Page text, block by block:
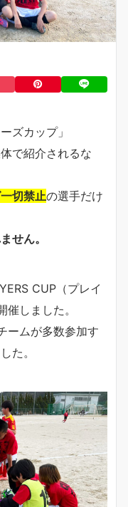
ズカップ」
で紹介されるな
切禁止の選手だけ
せん。
CUP（プレイ
しました。
ームが多数参加す
た。